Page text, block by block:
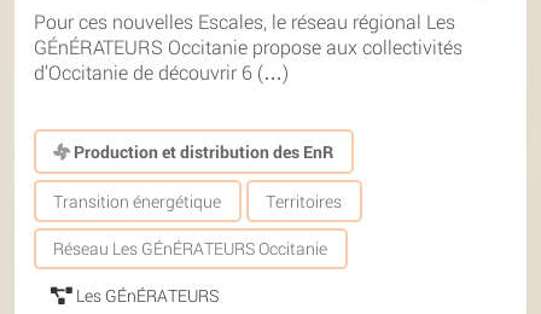
Pour ces nouvelles Escales, le réseau régional Les
GÉnÉRATEURS Occitanie propose aux collectivités
d’Occitanie de découvrir 6 (…)
Production et distribution des EnR
Transition énergétique Territoires
Réseau Les GÉnÉRATEURS Occitanie
Les GÉnÉRATEURS